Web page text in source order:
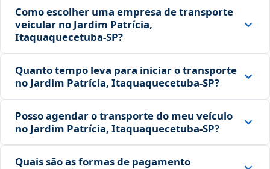
Como escolher uma empresa de transporte
veicular no Jardim Patrícia,
Itaquaquecetuba‑SP?
Quanto tempo leva para iniciar o transporte
no Jardim Patrícia, Itaquaquecetuba‑SP?
Posso agendar o transporte do meu veículo
no Jardim Patrícia, Itaquaquecetuba‑SP?
Quais são as formas de pagamento